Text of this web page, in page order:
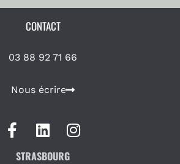
CONTACT
03 88 92 71 66
Nous écrire
STRASBOURG